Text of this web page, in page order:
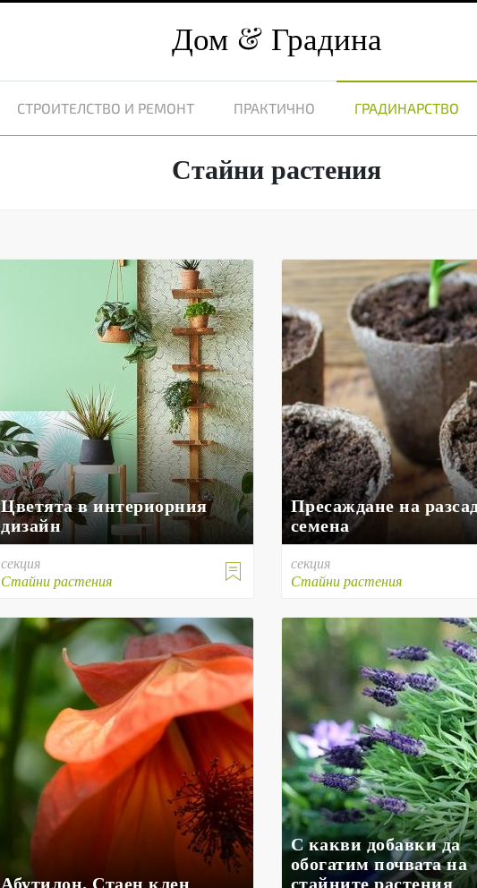
Дом Градина
СТРОИТЕЛСТВО И РЕМОНТ ПРАКТИЧНО ГРАДИНАРСТВО
Стайни растения
Цветята в интериорния
дизайн

секция
Стайни растения
Пресаждане на
семена
секция
Стайни растения
С какви добавки да
обогатим почвата на